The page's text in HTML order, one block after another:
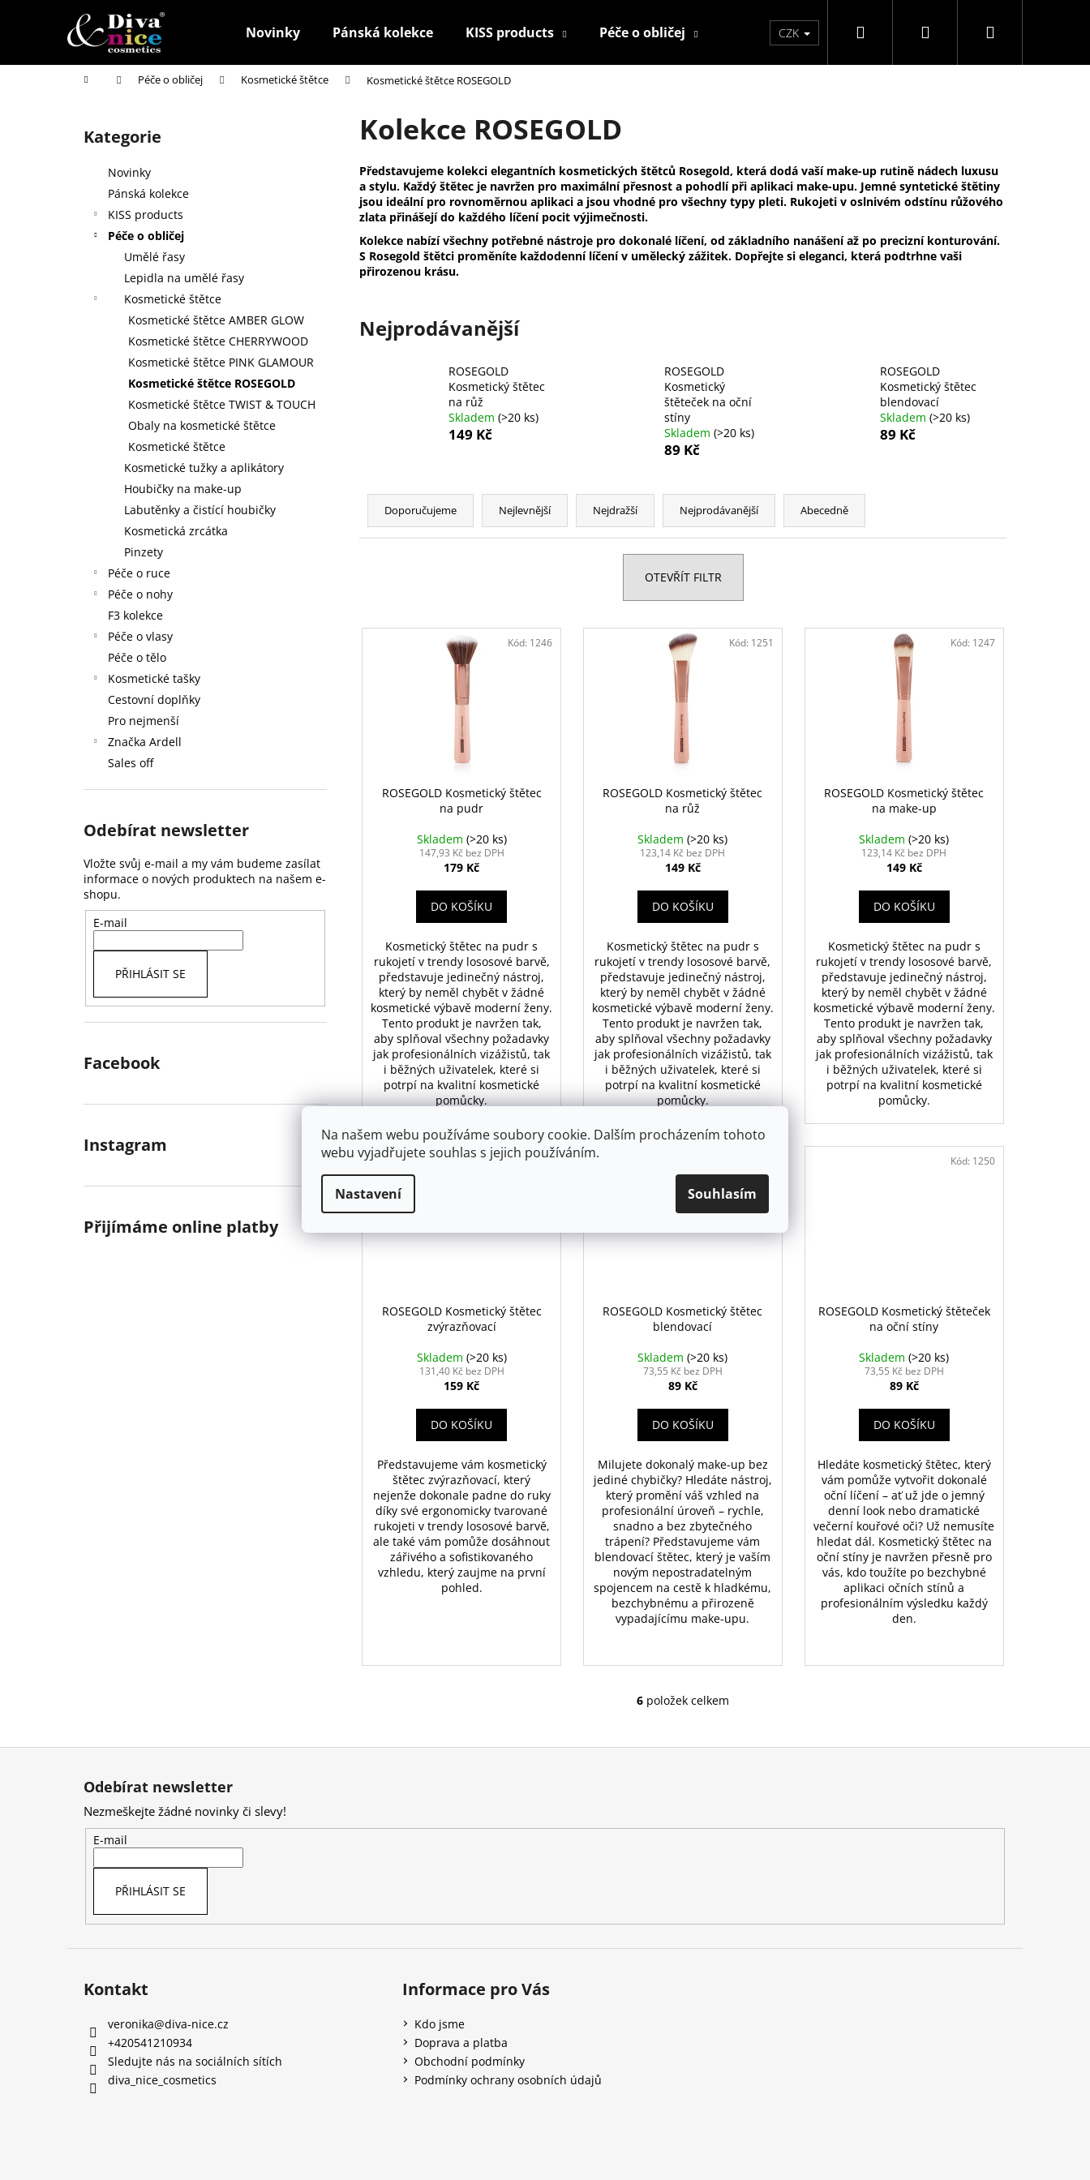
Na našem webu používáme soubory cookie. Dalším procházením tohoto
webu vyjadřujete souhlas s jejich používáním.
Nastavení Souhlasím
Novinky Pánská kolekce KISS products Péče o obličej Péče o ruce Péče o nohy F3 kolekce
CZK Hledat PřihlášeníNákupní
Domů Péče o obličej Kosmetické štětce Kosmetické štětce ROSEGOLD
Přeskočit
kategorie
Kategorie
Novinky
Pánská kolekce
KISS products
Péče o obličej
Umělé řasy
Lepidla na umělé řasy
Kosmetické štětce
Kosmetické štětce AMBER GLOW
Kosmetické štětce CHERRYWOOD
Kosmetické štětce PINK GLAMOUR
Kosmetické štětce ROSEGOLD
Kosmetické štětce TWIST & TOUCH
Obaly na kosmetické štětce
Kosmetické štětce
Kosmetické tužky a aplikátory
Houbičky na make-up
Labutěnky a čistící houbičky
Kosmetická zrcátka
Pinzety
Péče o ruce
Péče o nohy
F3 kolekce
Péče o vlasy
Péče o tělo
Kosmetické tašky
Cestovní doplňky
Pro nejmenší
Značka Ardell
Sales off
Odebírat newsletter
Vložte svůj e-mail a my vám budeme zasílat
informace o nových produktech na našem e-
shopu.
E-mail
PŘIHLÁSIT SE
Facebook
Instagram
Přijímáme online platby
Kolekce ROSEGOLD
Představujeme kolekci elegantních kosmetických štětců Rosegold, která dodá vaší make-up rutině nádech luxusu
a stylu. Každý štětec je navržen pro maximální přesnost a pohodlí při aplikaci make-upu. Jemné syntetické štětiny
jsou ideální pro rovnoměrnou aplikaci a jsou vhodné pro všechny typy pleti. Rukojeti v oslnivém odstínu růžového
zlata přinášejí do každého líčení pocit výjimečnosti.
Kolekce nabízí všechny potřebné nástroje pro dokonalé líčení, od základního nanášení až po precizní konturování.
S Rosegold štětci proměníte každodenní líčení v umělecký zážitek. Dopřejte si eleganci, která podtrhne vaši
přirozenou krásu.
Nejprodávanější
ROSEGOLD
Kosmetický štětec
na růž
Skladem (>20 ks)
149 Kč
ROSEGOLD
Kosmetický
štěteček na oční
stíny
Skladem (>20 ks)
89 Kč
ROSEGOLD
Kosmetický štětec
blendovací
Skladem (>20 ks)
89 Kč
Ř
z
Doporučujeme Nejlevnější Nejdražší Nejprodávanější Abecedně
OTEVŘÍT FILTR
V
ROSEGOLD Kosmetický štětec
na pudr
Skladem (>20 ks)
147,93 Kč bez DPH
179 Kč
DO KOŠÍKU
Kosmetický štětec na pudr s
rukojetí v trendy lososové barvě,
představuje jedinečný nástroj,
který by neměl chybět v žádné
kosmetické výbavě moderní ženy.
Tento produkt je navržen tak,
aby splňoval všechny požadavky
jak profesionálních vizážistů, tak
i běžných uživatelek, které si
potrpí na kvalitní kosmetické
pomůcky.
Kód: 1246
ROSEGOLD Kosmetický štětec
na růž
Skladem(>20 ks)
123,14 Kč bez DPH
149 Kč
DO KOŠÍKU
Kosmetický štětec na pudr s
rukojetí v trendy lososové barvě,
představuje jedinečný nástroj,
který by neměl chybět v žádné
kosmetické výbavě moderní ženy.
Tento produkt je navržen tak,
aby splňoval všechny požadavky
jak profesionálních vizážistů, tak
i běžných uživatelek, které si
potrpí na kvalitní kosmetické
pomůcky.
Kód: 1251
ROSEGOLD Kosmetický štětec
na make-up
Skladem(>20 ks)
123,14 Kč bez DPH
149 Kč
DO KOŠÍKU
Kosmetický štětec na pudr s
rukojetí v trendy lososové barvě,
představuje jedinečný nástroj,
který by neměl chybět v žádné
kosmetické výbavě moderní ženy.
Tento produkt je navržen tak,
aby splňoval všechny požadavky
jak profesionálních vizážistů, tak
i běžných uživatelek, které si
potrpí na kvalitní kosmetické
pomůcky.
Kód: 1247
ROSEGOLD Kosmetický štětec
zvýrazňovací
Skladem (>20 ks)
131,40 Kč bez DPH
159 Kč
DO KOŠÍKU
Představujeme vám kosmetický
štětec zvýrazňovací, který
nejenže dokonale padne do ruky
díky své ergonomicky tvarované
rukojeti v trendy lososové barvě,
ale také vám pomůže dosáhnout
zářivého a sofistikovaného
vzhledu, který zaujme na první
pohled.
Kód:1248
ROSEGOLD Kosmetický štětec
blendovací
Skladem(>20 ks)
73,55 Kč bez DPH
89 Kč
DO KOŠÍKU
Milujete dokonalý make-up bez
jediné chybičky? Hledáte nástroj,
který promění váš vzhled na
profesionální úroveň – rychle,
snadno a bez zbytečného
trápení? Představujeme vám
blendovací štětec, který je vaším
novým nepostradatelným
spojencem na cestě k hladkému,
bezchybnému a přirozeně
vypadajícímu make-upu.
ROSEGOLD Kosmetický štěteček
na oční stíny
Skladem(>20 ks)
73,55 Kč bez DPH
89 Kč
DO KOŠÍKU
Hledáte kosmetický štětec, který
vám pomůže vytvořit dokonalé
oční líčení – ať už jde o jemný
denní look nebo dramatické
večerní kouřové oči? Už nemusíte
hledat dál. Kosmetický štětec na
oční stíny je navržen přesně pro
vás, kdo toužíte po bezchybné
aplikaci očních stínů a
profesionálním výsledku každý
den.
Kód: 1250
O
l
í
y
6 položek celkem
í
Zpět
do
Zpět
do
Co potřebujete najít?
Doporučujeme
HOUBIČKA NA MAKE-UP, KULATÁ
VYSOUVACÍ S OŘEZÁVÁTKEM 01 ČERNÁ
LEPIDLO, Č.3
Z
Odebírat newsletter
Nezmeškejte žádné novinky či slevy!
E-mail
PŘIHLÁSIT SE
Kontakt
veronika@diva-nice.cz
+420541210934
Sledujte nás na sociálních sítích
diva_nice_cosmetics
Informace pro Vás
Kdo jsme
Doprava a platba
Obchodní podmínky
Podmínky ochrany osobních údajů